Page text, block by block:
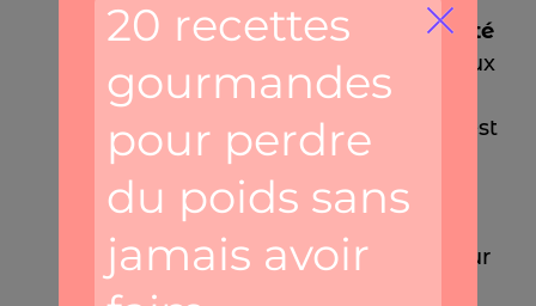
Amélioration du goût et de la qualité
: La fermentation confère souvent aux
aliments fermentés une saveur
unique et une texture améliorée. C’est
le cas notamment du vin et du
fromage, où le processus de
fermentation contribue à leur
affinage et à l’enrichissement de leur
profil gustatif.